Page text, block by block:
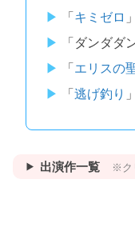
「 キミゼロ
「ダンダダ
「 エリスの
「 逃げ釣り
出演作一覧 ※ク